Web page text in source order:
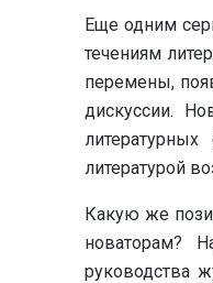
Еще одним
течениям
перемены,
дискуссии.
литературой
Какую же
новаторам?
руководства